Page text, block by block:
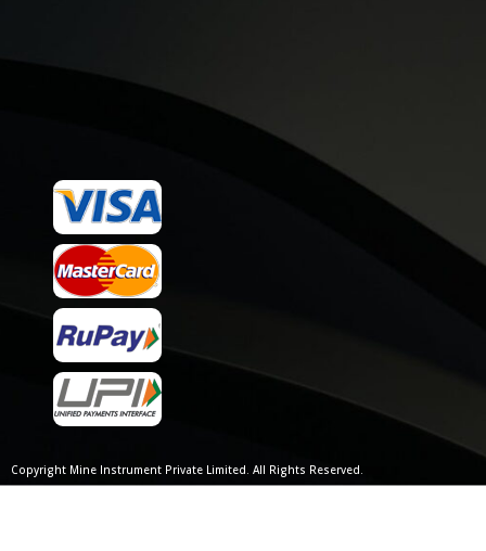
Copyright Mine Instrument Private Limited. All Rights Reserved.